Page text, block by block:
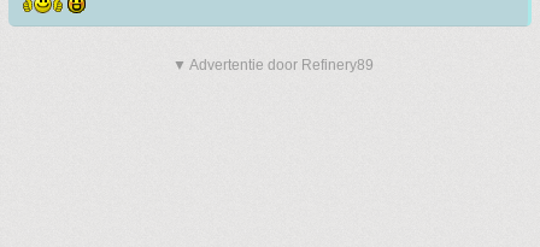
▼ Advertentie door Refinery89